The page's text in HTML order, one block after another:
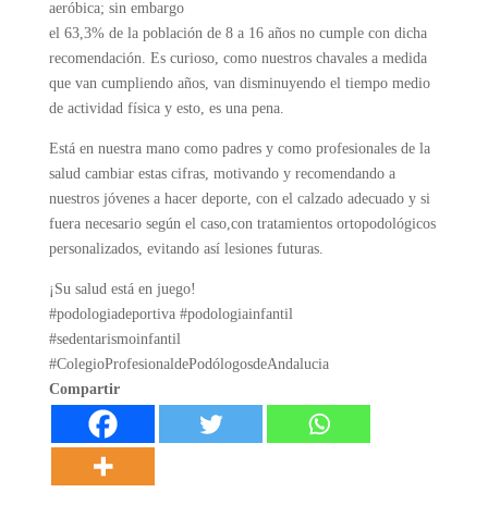
aeróbica; sin embargo
el 63,3% de la población de 8 a 16 años no cumple con dicha
recomendación. Es curioso, como nuestros chavales a medida
que van cumpliendo años, van disminuyendo el tiempo medio
de actividad física y esto, es una pena.
Está en nuestra mano como padres y como profesionales de la
salud cambiar estas cifras, motivando y recomendando a
nuestros jóvenes a hacer deporte, con el calzado adecuado y si
fuera necesario según el caso,con tratamientos ortopodológicos
personalizados, evitando así lesiones futuras.
¡Su salud está en juego!
#podologiadeportiva #podologiainfantil
#sedentarismoinfantil
#ColegioProfesionaldePodólogosdeAndalucia
Compartir